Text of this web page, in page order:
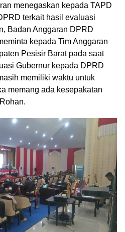
menegaskan kepada TAPD
terkait hasil evaluasi
Badan Anggaran DPRD
kepada Tim Anggaran
Pesisir Barat pada saat
Gubernur kepada DPRD
memiliki waktu untuk
memang ada kesepakatan